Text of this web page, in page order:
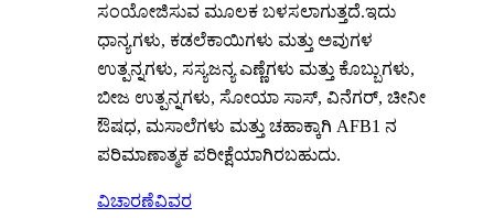
ಸಂಯೋಜಿಸುವ ಮೂಲಕ ಬಳಸಲಾಗುತ್ತದೆ.ಇದು
ಧಾನ್ಯಗಳು, ಕಡಲೆಕಾಯಿಗಳು ಮತ್ತು ಅವುಗಳ
ಉತ್ಪನ್ನಗಳು, ಸಸ್ಯಜನ್ಯ ಎಣ್ಣೆಗಳು ಮತ್ತು ಕೊಬ್ಬುಗಳು,
ಬೀಜ ಉತ್ಪನ್ನಗಳು, ಸೋಯಾ ಸಾಸ್, ವಿನೆಗರ್, ಚೀನೀ
ಔಷಧ, ಮಸಾಲೆಗಳು ಮತ್ತು ಚಹಾಕ್ಕಾಗಿ AFB1 ನ
ಪರಿಮಾಣಾತ್ಮಕ ಪರೀಕ್ಷೆಯಾಗಿರಬಹುದು.
ವಿಚಾರಣೆವಿವರ